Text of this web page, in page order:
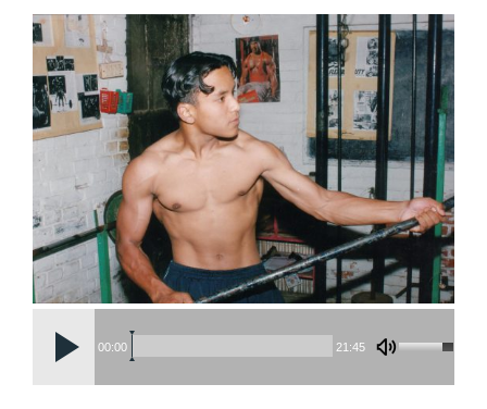
00:00 21:45